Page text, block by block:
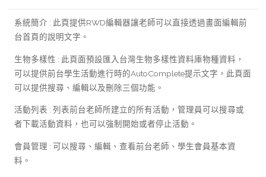
系統簡介 : 此頁提供RWD編輯器讓老師可以直接透過畫面編輯前
台首頁的說明文字。
生物多樣性 : 此頁面預設匯入台灣生物多樣性資料庫物種資料，
可以提供前台學生活動進行時的AutoComplete提示文字，此頁面
可以提供搜尋、編輯以及刪除三個功能。
活動列表 : 列表前台老師所建立的所有活動，管理員可以搜尋或
者下載活動資料，也可以強制開始或者停止活動。
會員管理 : 可以搜尋、編輯、查看前台老師、學生會員基本資
料。